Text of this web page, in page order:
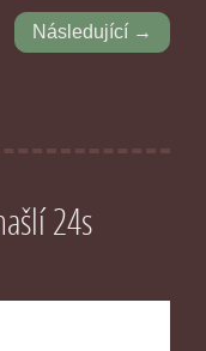
Následující →
24s